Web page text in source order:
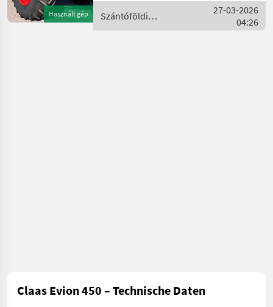
Használt gép
Bedienungsanleitung
Betriebsstunden: 341 h
Szántóföldi
betakarítógépek / Claas
27-03-2026
04:26
Claas Evion 450 – Technische Daten